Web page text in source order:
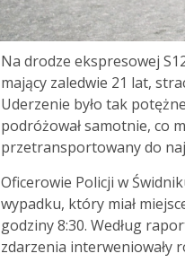
Na drodze ekspresowej
mający zaledwie 21 lat,
Uderzenie było tak
podróżował samotnie, co
przetransportowany do
Oficerowie Policji w
wypadku, który miał
godziny 8:30. Według
zdarzenia interweniowały